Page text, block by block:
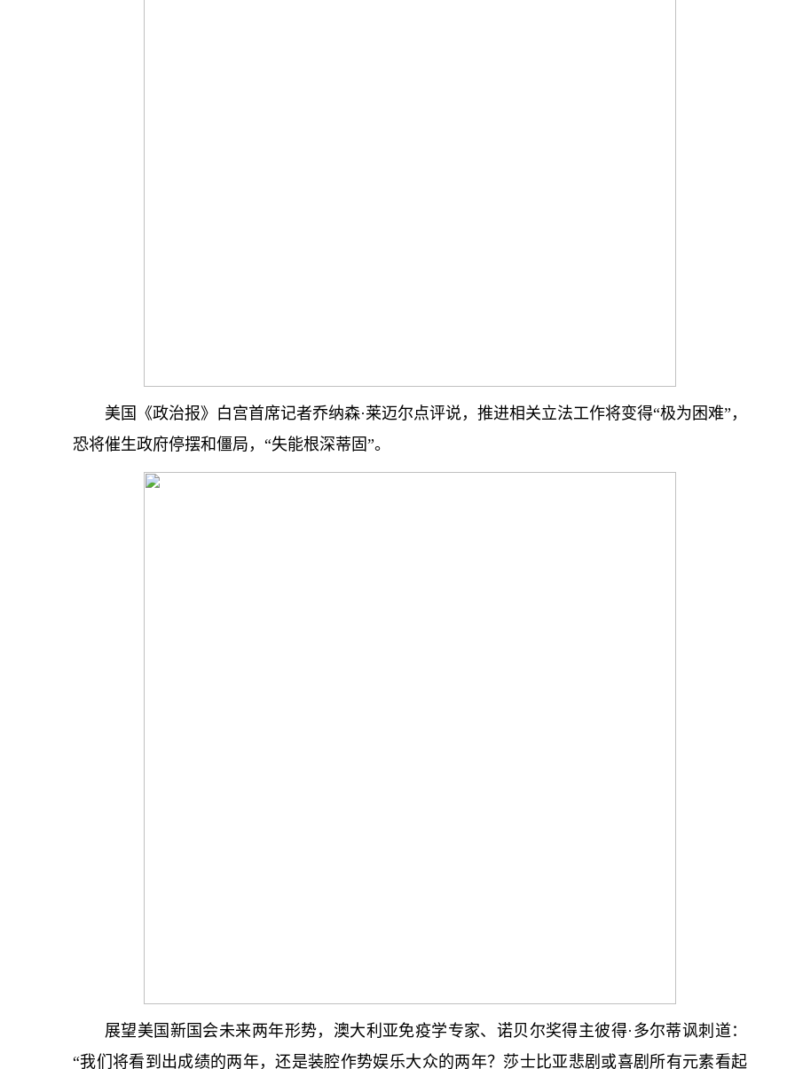
美国《政治报》白宫首席记者乔纳森·莱迈尔点评说，推进相关立法工作将变得“极为困难”，
恐将催生政府停摆和僵局，“失能根深蒂固”。
展望美国新国会未来两年形势，澳大利亚免疫学专家、诺贝尔奖得主彼得·多尔蒂讽刺道：
“我们将看到出成绩的两年，还是装腔作势娱乐大众的两年？莎士比亚悲剧或喜剧所有元素看起